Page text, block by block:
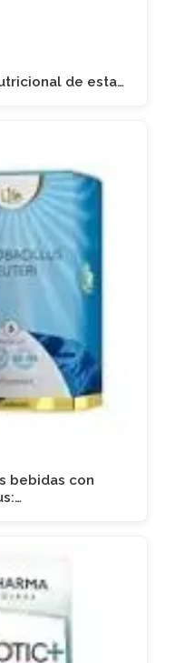
de esta…
bebidas con